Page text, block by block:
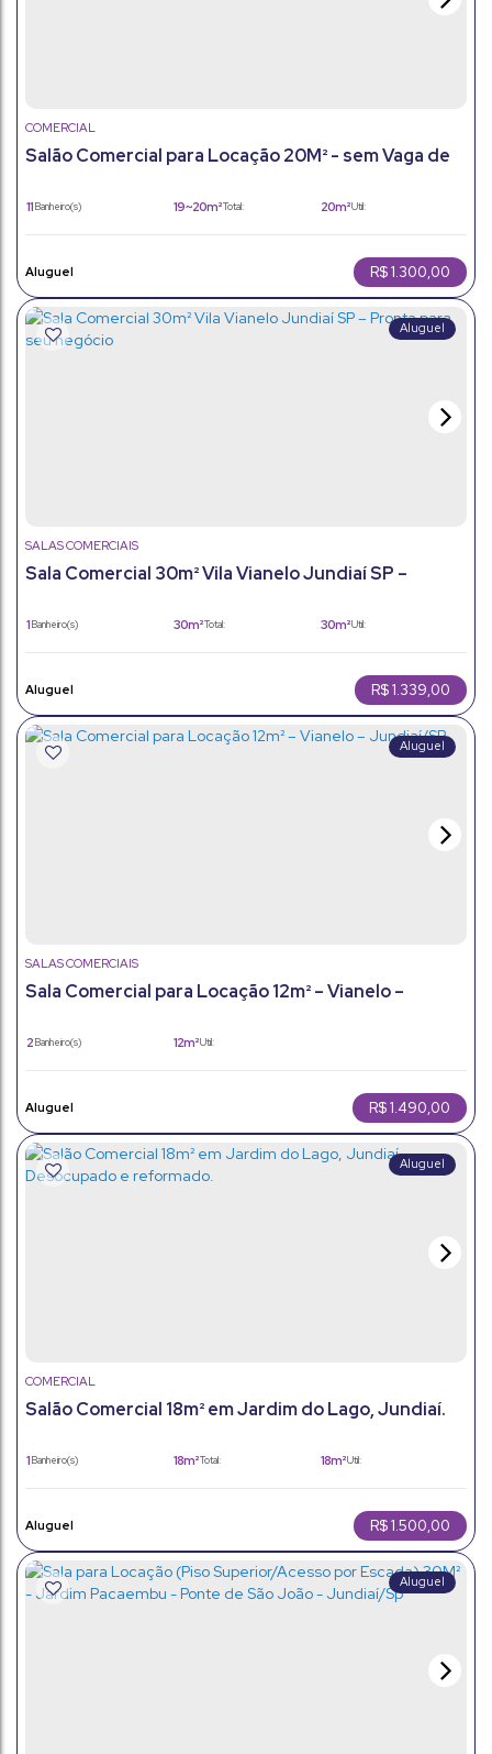
Salão Comercial para Locação 20M² - sem Vaga de
COMERCIAL
R$1.300,00
11Banheiro(s) Total:
19 ~ 20m² Útil:
20m²
Sala Comercial 30m² Vila Vianelo Jundiaí SP –
SALAS COMERCIAIS
R$1.339,00
1Banheiro(s) Total:
30m² Útil:
30m²
Sala Comercial para Locação 12m² – Vianelo –
SALAS COMERCIAIS
R$1.490,00
2Banheiro(s) Útil:
12m²
Salão Comercial 18m² em Jardim do Lago, Jundiaí.
COMERCIAL
R$1.500,00
1Banheiro(s) Total:
18m² Útil:
18m²